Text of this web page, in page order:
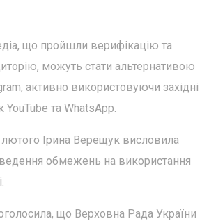
що пройшли верифікацію та
можуть стати альтернативою
активно використовуючи західні
YouTube та WhatsApp.
Ірина Верещук висловила
обмежень на використання
що Верховна Рада України